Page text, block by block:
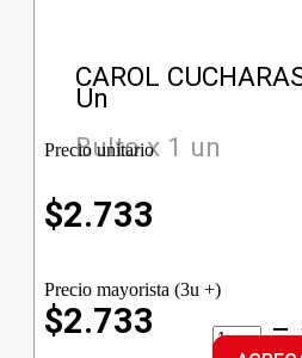
CAROL
Un
Bulto x 1 un
Precio unitario
$2.733
Precio mayorista (3u +)
$2.733
CAROL